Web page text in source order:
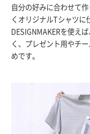
自分の好みに合わせて
くオリジナルTシャツに
DESIGNMAKERを使え
く、プレゼント用やチ
めです。